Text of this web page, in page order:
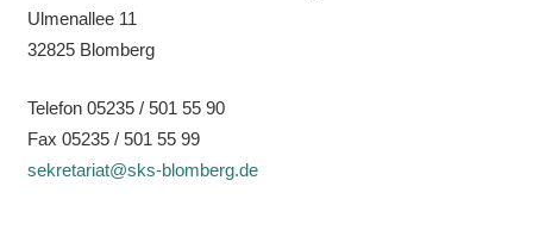
Ulmenallee 11
32825 Blomberg
Telefon 05235 / 501 55 90
Fax 05235 / 501 55 99
sekretariat@sks-blomberg.de